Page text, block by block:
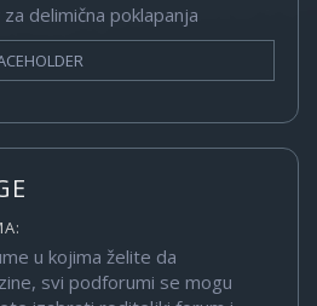
delimična poklapanja
u kojima želite da
svi podforumi se mogu